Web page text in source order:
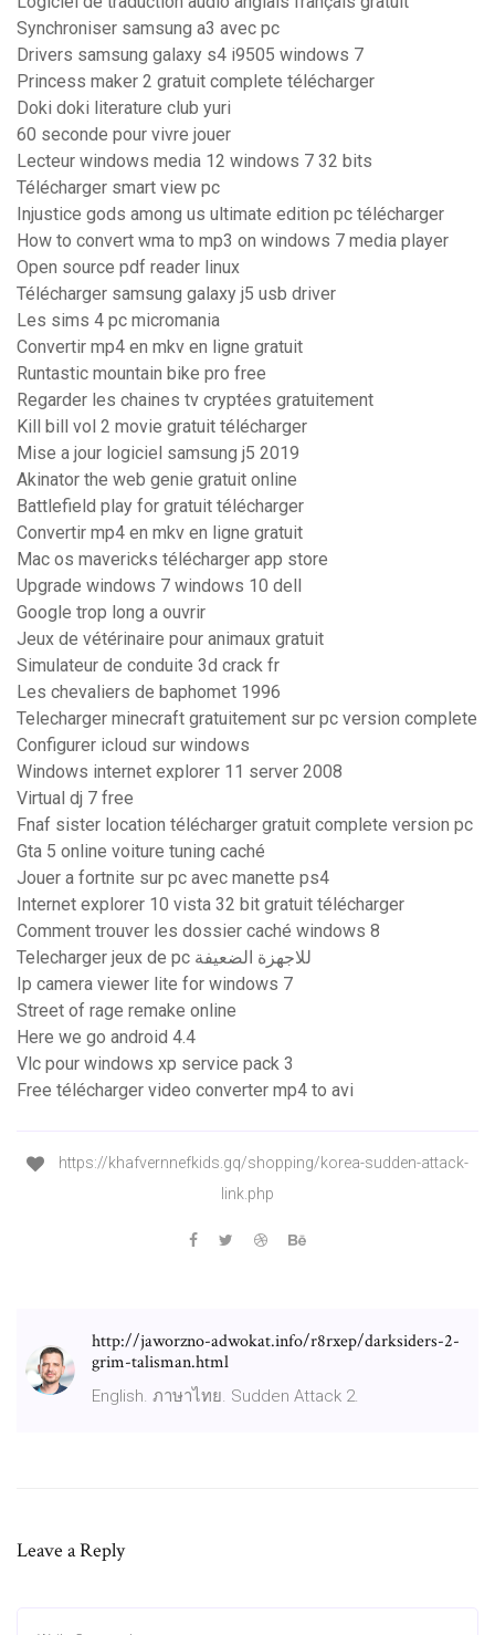
Synchroniser samsung a3 avec pc
Drivers samsung galaxy s4 i9505 windows 7
Princess maker 2 gratuit complete télécharger
Doki doki literature club yuri
60 seconde pour vivre jouer
Lecteur windows media 12 windows 7 32 bits
Télécharger smart view pc
Injustice gods among us ultimate edition pc télécharger
How to convert wma to mp3 on windows 7 media player
Open source pdf reader linux
Télécharger samsung galaxy j5 usb driver
Les sims 4 pc micromania
Convertir mp4 en mkv en ligne gratuit
Runtastic mountain bike pro free
Regarder les chaines tv cryptées gratuitement
Kill bill vol 2 movie gratuit télécharger
Mise a jour logiciel samsung j5 2019
Akinator the web genie gratuit online
Battlefield play for gratuit télécharger
Convertir mp4 en mkv en ligne gratuit
Mac os mavericks télécharger app store
Upgrade windows 7 windows 10 dell
Google trop long a ouvrir
Jeux de vétérinaire pour animaux gratuit
Simulateur de conduite 3d crack fr
Les chevaliers de baphomet 1996
Telecharger minecraft gratuitement sur pc version complete
Configurer icloud sur windows
Windows internet explorer 11 server 2008
Virtual dj 7 free
Fnaf sister location télécharger gratuit complete version pc
Gta 5 online voiture tuning caché
Jouer a fortnite sur pc avec manette ps4
Internet explorer 10 vista 32 bit gratuit télécharger
Comment trouver les dossier caché windows 8
Telecharger jeux de pc للاجهزة الضعيفة
Ip camera viewer lite for windows 7
Street of rage remake online
Here we go android 4.4
Vlc pour windows xp service pack 3
Free télécharger video converter mp4 to avi
https://khafvernnefkids.gq/shopping/korea-sudden-attack-
link.php
http://jaworzno-adwokat.info/r8rxep/darksiders-2-
grim-talisman.html
English. ภาษาไทย. Sudden Attack 2.
Leave a Reply